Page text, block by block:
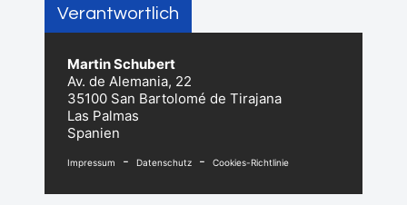
Verantwortlich
Martin Schubert
Av. de Alemania, 22
35100 San Bartolomé de Tirajana
Las Palmas
Spanien
Impressum - Datenschutz - Cookies-Richtlinie